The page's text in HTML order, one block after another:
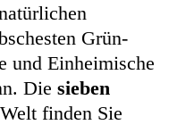
Grün-
und Einheimische
Die sieben
finden Sie